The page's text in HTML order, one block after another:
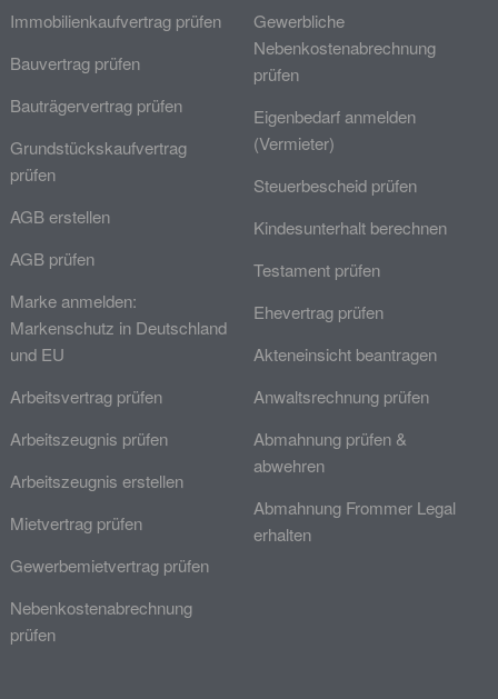
Immobilienkaufvertrag prüfen
Bauvertrag prüfen
Bauträgervertrag prüfen
Grundstückskaufvertrag
prüfen
AGB erstellen
AGB prüfen
Marke anmelden:
Markenschutz in Deutschland
und EU
Arbeitsvertrag prüfen
Arbeitszeugnis prüfen
Arbeitszeugnis erstellen
Mietvertrag prüfen
Gewerbemietvertrag prüfen
Nebenkostenabrechnung
prüfen
Gewerbliche
Nebenkostenabrechnung
prüfen
Eigenbedarf anmelden
(Vermieter)
Steuerbescheid prüfen
Kindesunterhalt berechnen
Testament prüfen
Ehevertrag prüfen
Akteneinsicht beantragen
Anwaltsrechnung prüfen
Abmahnung prüfen &
abwehren
Abmahnung Frommer Legal
erhalten